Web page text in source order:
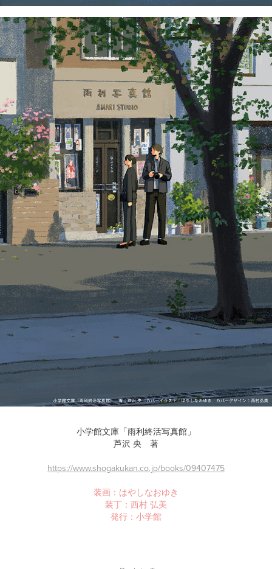
小学館文庫「雨利終活写真館」
芦沢 央 著
https://www.shogakukan.co.jp/books/09407475
装画：はやしなおゆき
装丁：西村 弘美
発行：小学館